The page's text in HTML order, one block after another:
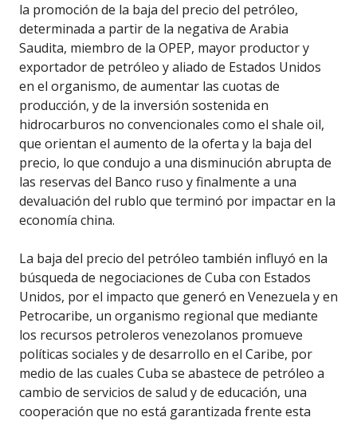
la promoción de la baja del precio del petróleo,
determinada a partir de la negativa de Arabia
Saudita, miembro de la OPEP, mayor productor y
exportador de petróleo y aliado de Estados Unidos
en el organismo, de aumentar las cuotas de
producción, y de la inversión sostenida en
hidrocarburos no convencionales como el shale oil,
que orientan el aumento de la oferta y la baja del
precio, lo que condujo a una disminución abrupta de
las reservas del Banco ruso y finalmente a una
devaluación del rublo que terminó por impactar en la
economía china.
La baja del precio del petróleo también influyó en la
búsqueda de negociaciones de Cuba con Estados
Unidos, por el impacto que generó en Venezuela y en
Petrocaribe, un organismo regional que mediante
los recursos petroleros venezolanos promueve
políticas sociales y de desarrollo en el Caribe, por
medio de las cuales Cuba se abastece de petróleo a
cambio de servicios de salud y de educación, una
cooperación que no está garantizada frente esta